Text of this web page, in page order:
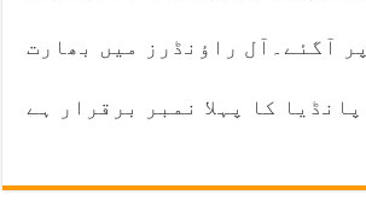
پر آگئے۔آل راؤنڈرز میں بھارت
کا پہلا نمبر برقرار ہے